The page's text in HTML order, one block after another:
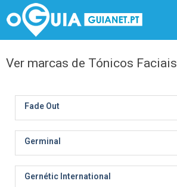
Ver marcas de Tónicos Faciais
Fade Out
Germinal
Gernétic International